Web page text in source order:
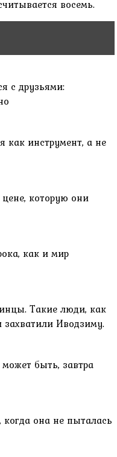
восемь.
с друзьями:
инструмент, а не
которую они
как и мир
Такие люди, как
Иводзиму.
быть, завтра
она не пыталась